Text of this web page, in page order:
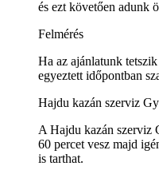
és ezt követően adunk
Felmérés
Ha az ajánlatunk
egyeztett időpontban
Hajdu kazán szerviz
A Hajdu kazán szerviz
60 percet vesz majd
is tarthat.